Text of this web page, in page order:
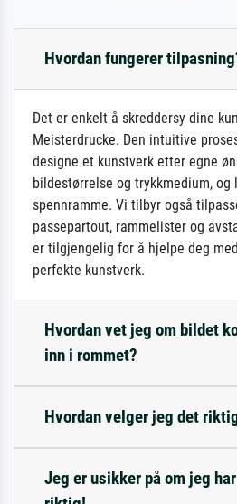
Hvordan fungerer
Det er enkelt å skreddersy dine
Meisterdrucke. Den intuitive
designe et kunstverk etter egne
bildestørrelse og trykkmedium,
spennramme. Vi tilbyr også
passepartout, rammelister og
er tilgjengelig for å hjelpe deg
perfekte kunstverk.
Hvordan vet jeg om bildet
inn i rommet?
Hvordan velger jeg det
Jeg er usikker på om jeg